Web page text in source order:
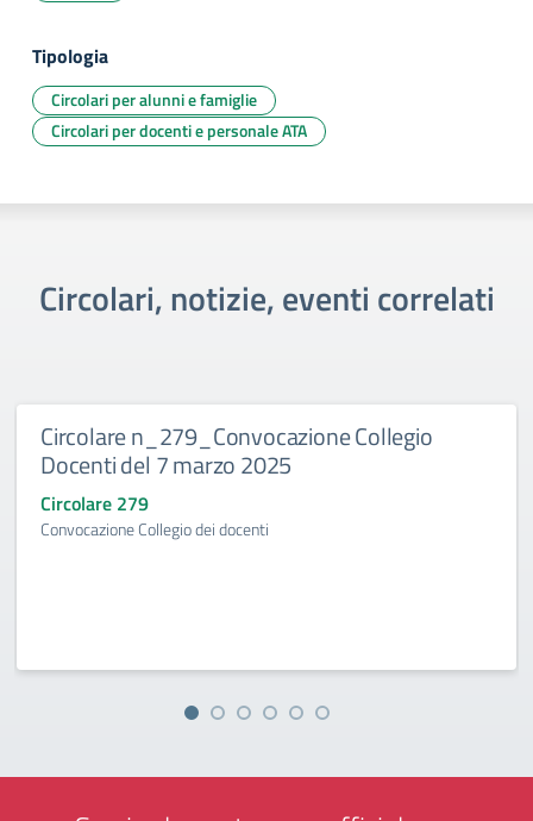
Tipologia
Circolari per alunni e famiglie
Circolari per docenti e personale ATA
Circolari, notizie, eventi correlati
Circolare n_279_Convocazione Collegio
Docenti del 7 marzo 2025
Circolare 279
Convocazione Collegio dei docenti